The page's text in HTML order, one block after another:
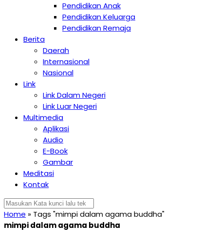
Pendidikan Anak
Pendidikan Keluarga
Pendidikan Remaja
Berita
Daerah
Internasional
Nasional
Link
Link Dalam Negeri
Link Luar Negeri
Multimedia
Aplikasi
Audio
E-Book
Gambar
Meditasi
Kontak
Home » Tags "mimpi dalam agama buddha"
mimpi dalam agama buddha